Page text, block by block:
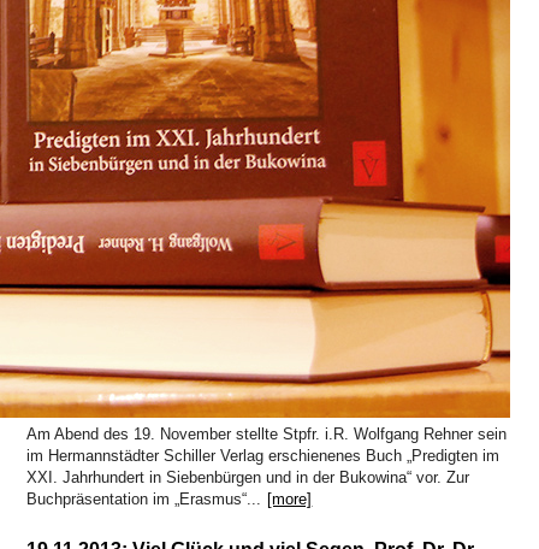
Am Abend des 19. November stellte Stpfr. i.R. Wolfgang Rehner sein
im Hermannstädter Schiller Verlag erschienenes Buch „Predigten im
XXI. Jahrhundert in Siebenbürgen und in der Bukowina“ vor. Zur
Buchpräsentation im „Erasmus“... [more]